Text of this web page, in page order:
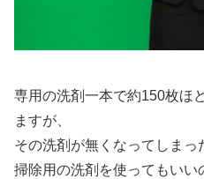
専用の洗剤一本で約150枚ほ
ますが、
その洗剤が無くなってしま
掃除用の洗剤を使ってもいい